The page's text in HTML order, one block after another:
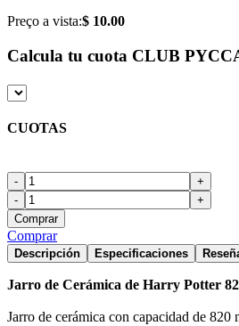
Preço a vista:$ 10.00
Calcula tu cuota CLUB
CUOTAS
-
+
-
+
Comprar
Comprar
Descripción Especificaciones
Jarro de Cerámica de Harry Potter
Jarro de cerámica con capacidad de